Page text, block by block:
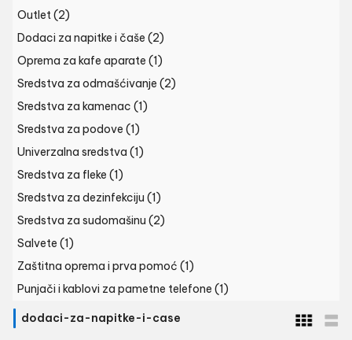
Outlet(2)
Dodaci za napitke i čaše (2)
Oprema za kafe aparate (1)
Sredstva za odmašćivanje (2)
Sredstva za kamenac (1)
Sredstva za podove (1)
Univerzalna sredstva (1)
Sredstva za fleke (1)
Sredstva za dezinfekciju (1)
Sredstva za sudomašinu (2)
Salvete (1)
Zaštitna oprema i prva pomoć (1)
Punjači i kablovi za pametne telefone (1)
dodaci-za-napitke-i-case